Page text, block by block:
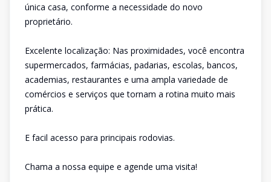
única casa, conforme a necessidade do novo
proprietário.
Excelente localização: Nas proximidades, você encontra
supermercados, farmácias, padarias, escolas, bancos,
academias, restaurantes e uma ampla variedade de
comércios e serviços que tornam a rotina muito mais
prática.
E facil acesso para principais rodovias.
Chama a nossa equipe e agende uma visita!